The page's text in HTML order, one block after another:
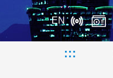
EN
:::